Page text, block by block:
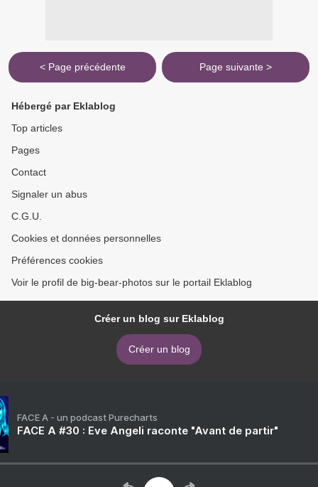
< Page précédente Page suivante >
Hébergé par Eklablog
Top articles
Pages
Contact
Signaler un abus
C.G.U.
Cookies et données personnelles
Préférences cookies
Voir le profil de big-bear-photos sur le portail Eklablog
Créer un blog sur Eklablog
Créer un blog
FACE A - un podcast Purecharts
FACE A #30 : Eve Angeli raconte "Avant de partir"